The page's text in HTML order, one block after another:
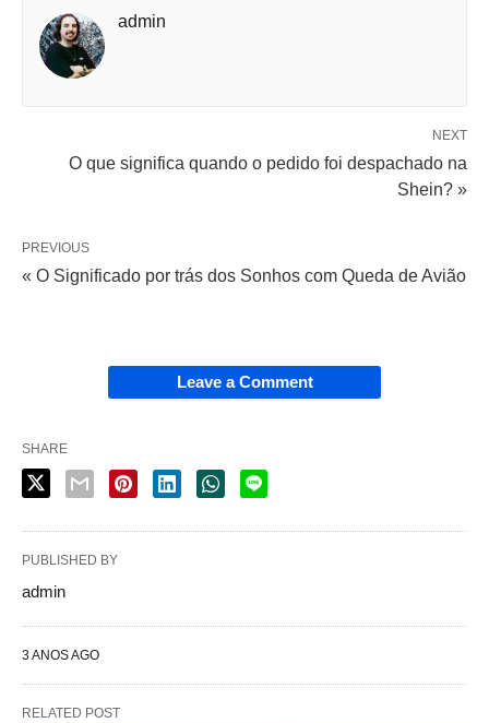
admin
NEXT
O que significa quando o pedido foi despachado na
Shein? »
PREVIOUS
« O Significado por trás dos Sonhos com Queda de Avião
Leave a Comment
SHARE
PUBLISHED BY
admin
3 ANOS AGO
RELATED POST